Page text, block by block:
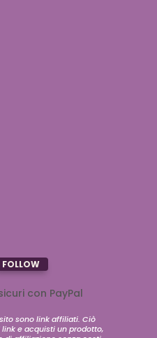
FOLLOW
sono link affiliati. Ciò
e acquisti un prodotto,